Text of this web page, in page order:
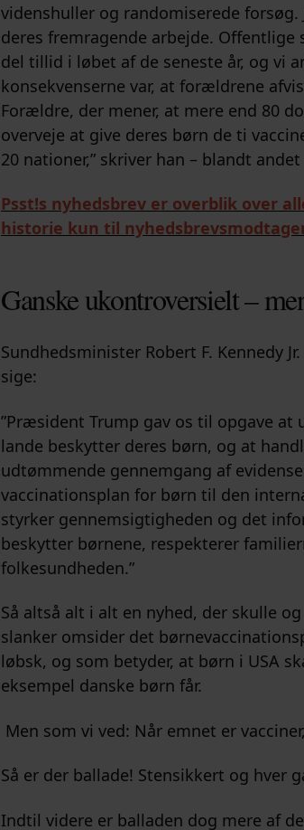
videnshuller og randomiserede
deres fremragende arbejde.
del tillid i løbet af de seneste år, og vi
konsekvenserne var, at forældrene
Forældre, der mener, at mere end 80
overveje at give deres børn de ti
20 nationer,” skriver han – blandt andet
Psst!s nyhedsbrev er overblik over
historie kun til
Ganske ukontroversielt –
Sundhedsminister Robert F. Kennedy
sige:
”Præsident Trump gav os til opgave at
lande beskytter deres børn, og at
udtømmende gennemgang af
vaccinationsplan for børn til den
styrker gennemsigtigheden og det
beskytter børnene, respekterer
folkesundheden.”
Så altså alt i alt en nyhed, der skulle
slanker omsider det
løbsk, og som betyder, at børn i USA
eksempel danske børn får.
Men som vi ved: Når emnet er
Så er der ballade! Stensikkert og hver
Indtil videre er balladen dog mere af